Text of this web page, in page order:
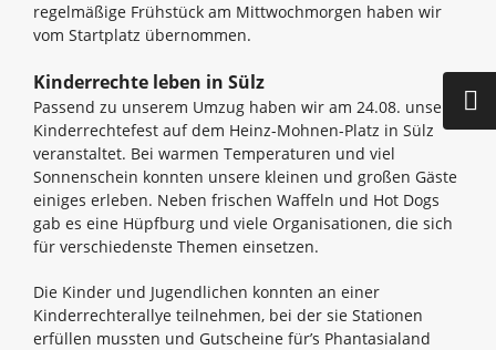
regelmäßige Frühstück am Mittwochmorgen haben wir
vom Startplatz übernommen.
Kinderrechte leben in Sülz
Passend zu unserem Umzug haben wir am 24.08. unser
Kinderrechtefest auf dem Heinz-Mohnen-Platz in Sülz
veranstaltet. Bei warmen Temperaturen und viel
Sonnenschein konnten unsere kleinen und großen Gäste
einiges erleben. Neben frischen Waffeln und Hot Dogs
gab es eine Hüpfburg und viele Organisationen, die sich
für verschiedenste Themen einsetzen.
Die Kinder und Jugendlichen konnten an einer
Kinderrechterallye teilnehmen, bei der sie Stationen
erfüllen mussten und Gutscheine für’s Phantasialand